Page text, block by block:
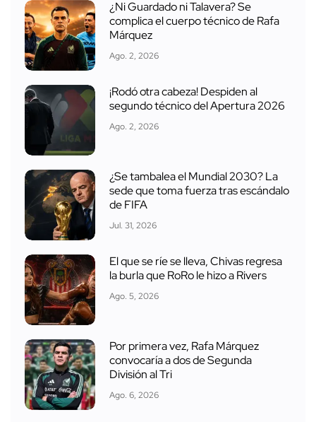
¿Ni Guardado ni Talavera? Se
complica el cuerpo técnico de Rafa
Márquez
Ago. 2, 2026
¡Rodó otra cabeza! Despiden al
segundo técnico del Apertura 2026
Ago. 2, 2026
¿Se tambalea el Mundial 2030? La
sede que toma fuerza tras escándalo
de FIFA
Jul. 31, 2026
El que se ríe se lleva, Chivas regresa
la burla que RoRo le hizo a Rivers
Ago. 5, 2026
Por primera vez, Rafa Márquez
convocaría a dos de Segunda
División al Tri
Ago. 6, 2026